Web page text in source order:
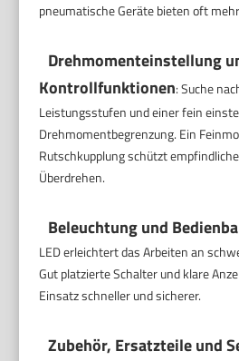
pneumatische Geräte bieten oft
Drehmomenteinstellung
Kontrollfunktionen: Suche
Leistungsstufen und einer fein
Drehmomentbegrenzung. Ein
Rutschkupplung schützt
Überdrehen.
Beleuchtung und
LED erleichtert das Arbeiten an
Gut platzierte Schalter und klare
Einsatz schneller und sicherer.
Zubehör, Ersatzteile und